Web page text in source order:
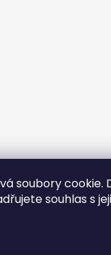
soubory cookie.
souhlas s
vyhrazena.